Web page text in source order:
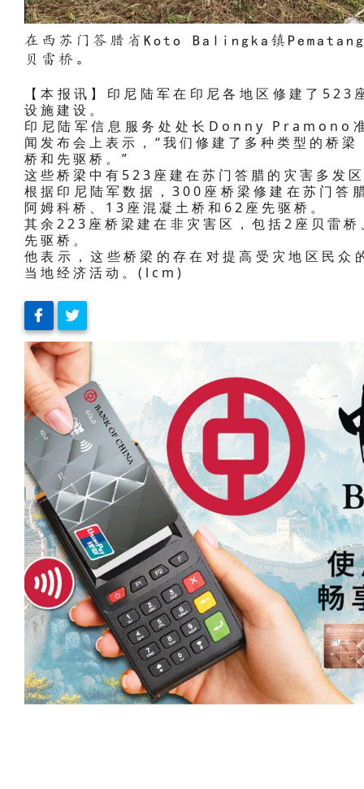
在西苏门答腊省Koto Balingka镇
贝雷桥。
【本报讯】印尼陆军在印尼各地区修建了
设施建设。
印尼陆军信息服务处处长Donny Pramono
闻发布会上表示，“我们修建了多种类型的桥
桥和先驱桥。”
这些桥梁中有523座建在苏门答腊的灾害多发
根据印尼陆军数据，300座桥梁修建在苏门
阿姆科桥、13座混凝土桥和62座先驱桥。
其余223座桥梁建在非灾害区，包括2座贝雷
先驱桥。
他表示，这些桥梁的存在对提高受灾地区民
当地经济活动。(lcm)